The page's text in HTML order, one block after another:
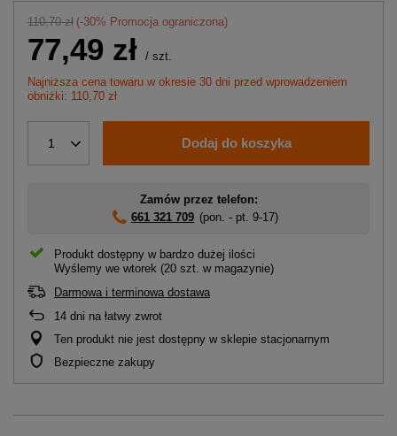
110,70 zł (-30% Promocja ograniczona)
77,49 zł / szt.
Najniższa cena towaru w okresie 30 dni przed wprowadzeniem
obniżki: 110,70 zł
1 Dodaj do koszyka
Zamów przez telefon:
661 321 709 (pon. - pt. 9-17)
Produkt dostępny w bardzo dużej ilości
Wyślemy we wtorek (20 szt. w magazynie)
Darmowa i terminowa dostawa
14 dni na łatwy zwrot
Ten produkt nie jest dostępny w sklepie stacjonarnym
Bezpieczne zakupy